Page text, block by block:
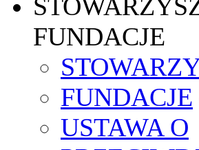
FUNDACJE
FUNDACJE
USTAWA O